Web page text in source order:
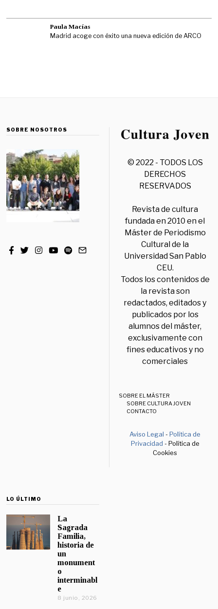
Paula Macías
Madrid acoge con éxito una nueva edición de ARCO
SOBRE NOSOTROS
© 2022 - TODOS LOS
DERECHOS
RESERVADOS
Revista de cultura
fundada en 2010 en el
Máster de Periodismo
Cultural de la
Universidad San Pablo
CEU.
Todos los contenidos de
la revista son
redactados, editados y
publicados por los
alumnos del máster,
exclusivamente con
fines educativos y no
comerciales
SOBRE EL MÁSTER
SOBRE CULTURA JOVEN
CONTACTO
Aviso Legal -Política de
Privacidad - Política de
Cookies
LO ÚLTIMO
La
Sagrada
Familia,
historia de
un
monument
o
interminabl
e
8 junio, 2026